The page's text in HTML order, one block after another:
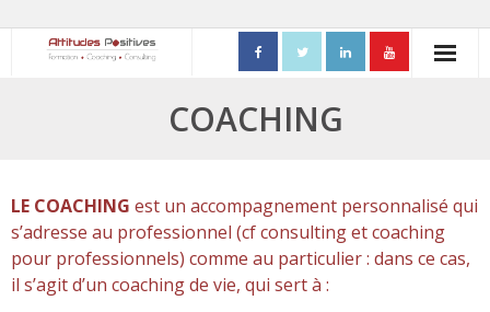
FORMATIONS
- Process Communication
- Adapter sa posture managériale
COACHING
LE COACHING est un accompagnement personnalisé qui
s’adresse au professionnel (cf consulting et coaching
pour professionnels) comme au particulier : dans ce cas,
il s’agit d’un coaching de vie, qui sert à :